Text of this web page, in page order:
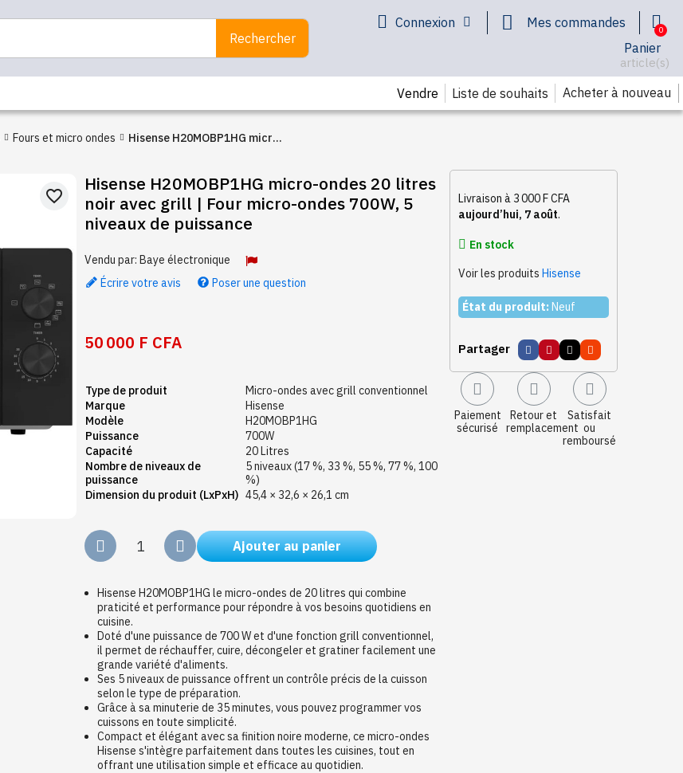
Rechercher
Connexion
Mes commandes
Panier
article(s)
Vendre Liste de souhaits Acheter à nouveau
Fours et micro ondes
Hisense H20MOBP1HG micro-
Four micro-ondes 700W, 5
niveaux de puissance
favorite_border
Hisense H20MOBP1HG micro-ondes 20 litres
noir avec grill | Four micro-ondes 700W, 5
niveaux de puissance
Vendu par:Baye électronique
Écrire votre avis
Poser une question
50 000 F CFA
Type de produit
Micro-ondes avec grill conventionnel
Marque
Hisense
Modèle
H20MOBP1HG
Puissance
700W
Capacité
20 Litres
Nombre de niveaux de
puissance
5 niveaux (17 %, 33 %, 55 %, 77 %, 100
%)
Dimension du produit (LxPxH) 45,4 × 32,6 × 26,1 cm
Ajouter au panier
Hisense H20MOBP1HG le micro-ondes de 20 litres qui combine
praticité et performance pour répondre à vos besoins quotidiens en
cuisine.
Doté d'une puissance de 700 W et d'une fonction grill conventionnel,
il permet de réchauffer, cuire, décongeler et gratiner facilement une
grande variété d'aliments.
Ses 5 niveaux de puissance offrent un contrôle précis de la cuisson
selon le type de préparation.
Grâce à sa minuterie de 35 minutes, vous pouvez programmer vos
cuissons en toute simplicité.
Compact et élégant avec sa finition noire moderne, ce micro-ondes
Hisense s'intègre parfaitement dans toutes les cuisines, tout en
offrant une utilisation simple et efficace au quotidien.
Livraison à 3 000 F CFA
aujourd’hui, 7 août.
En stock
Voir les produits Hisense
État du produit: Neuf
Partager
Paiement
sécurisé
Retour et
remplacement
Satisfait
ou
remboursé